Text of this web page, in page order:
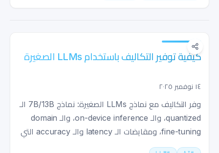
كيفية توفير التكاليف باستخدام LLMs الصغيرة
١٤ نوفمبر ٢٠٢٥
وفر التكاليف مع نماذج LLMs الصغيرة: نماذج 7B/13B الـ
quantized، والـ on-device inference، والـ domain
fine-tuning، ومقايضات الـ latency والـ accuracy التي
تستحق القيام بها في 2026.